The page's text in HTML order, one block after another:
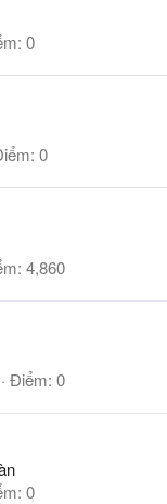
0
0
4,860
Điểm 0
0